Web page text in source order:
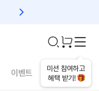
친구초대 1만원 리워드!
미션 참여하고
혜택 받기!
이벤트 건강매거진